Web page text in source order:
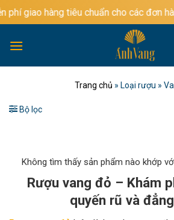
Bỏ
qua
dung
tiêu chuẩn cho các đơn hàng trên
Trang chủ » Loại rượu »
Bộ lọc
Không tìm thấy sản phẩm nào khớp
Rượu vang đỏ – Khám
quyến rũ và